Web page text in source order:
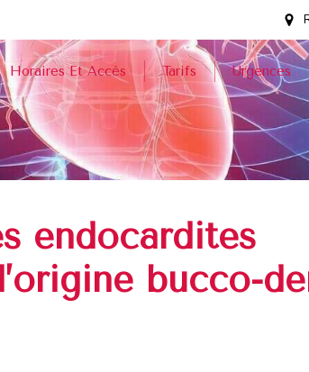
Horaires Et Accès Tarifs Urgences
endocardites
bucco-